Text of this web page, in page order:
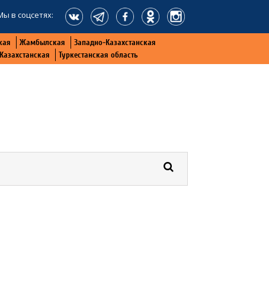
в соцсетях:
Жамбылская
Западно-Казахстанская
Туркестанская область